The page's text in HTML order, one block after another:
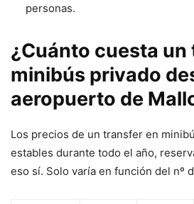
personas.
¿Cuánto cuesta un
minibús privado
aeropuerto de
Los precios de un transfer en
estables durante todo el año,
eso sí. Solo varía en función del nº